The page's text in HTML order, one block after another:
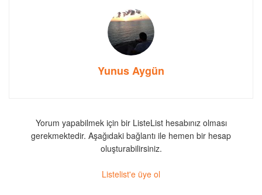
Yunus Aygün
Yorum yapabilmek için bir ListeList hesabınız olması
gerekmektedir. Aşağıdaki bağlantı ile hemen bir hesap
oluşturabilirsiniz.
Listelist'e üye ol